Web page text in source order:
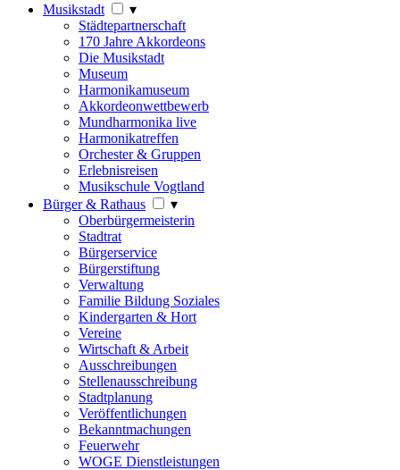
Musikstadt
▾
Städtepartnerschaft
170 Jahre Akkordeons
Die Musikstadt
Museum
Harmonikamuseum
Akkordeonwettbewerb
Mundharmonika live
Harmonikatreffen
Orchester & Gruppen
Erlebnisreisen
Musikschule Vogtland
Bürger & Rathaus
▾
Oberbürgermeisterin
Stadtrat
Bürgerservice
Bürgerstiftung
Verwaltung
Familie Bildung Soziales
Kindergarten & Hort
Vereine
Wirtschaft & Arbeit
Ausschreibungen
Stellenausschreibung
Stadtplanung
Veröffentlichungen
Bekanntmachungen
Feuerwehr
WOGE Dienstleistungen